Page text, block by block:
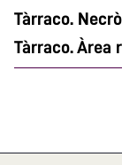
Tàrraco.
Tàrraco. Àrea